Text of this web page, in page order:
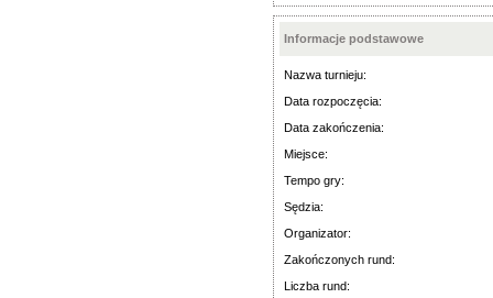
Informacje podstawowe
Nazwa turnieju:
Data rozpoczęcia:
Data zakończenia:
Miejsce:
Tempo gry:
Sędzia:
Organizator:
Zakończonych rund:
Liczba rund: